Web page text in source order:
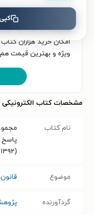
رایگان نصب کنید. در
شخصی‌سازی کنید و
همیشه و همه‌جا
امکان خرید هزاران
ویژه و بهترین قیمت
مشخصات کتاب الکترونیکی
نام کتاب
پاسخ
(۱۳۹۲-۱۳۸۳)
موضوع
گردآورنده